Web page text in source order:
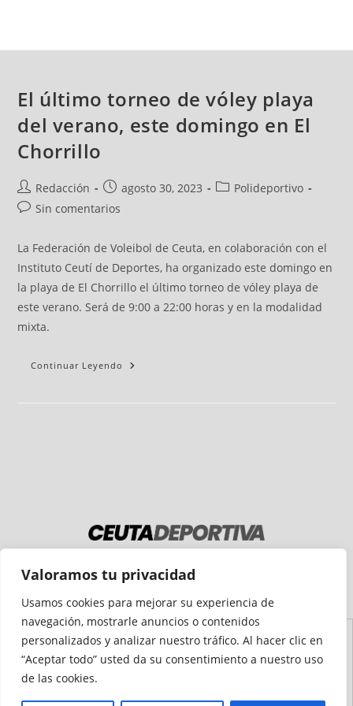
Valoramos tu privacidad
Usamos cookies para mejorar su experiencia de
navegación, mostrarle anuncios o contenidos
personalizados y analizar nuestro tráfico. Al hacer clic en
“Aceptar todo” usted da su consentimiento a nuestro uso
de las cookies.
El último torneo de vóley playa
del verano, este domingo en El
Chorrillo
Redacción agosto 30, 2023
Polideportivo
Sin comentarios
La Federación de Voleibol de Ceuta, en colaboración con el
Instituto Ceutí de Deportes, ha organizado este domingo en
la playa de El Chorrillo el último torneo de vóley playa de
este verano. Será de 9:00 a 22:00 horas y en la modalidad
mixta.
Continuar Leyendo
Aviso
Legal
Declaración de
Accesibilidad
Mapa del
Sitio
Política de
Cookies
Política de
Privacidad